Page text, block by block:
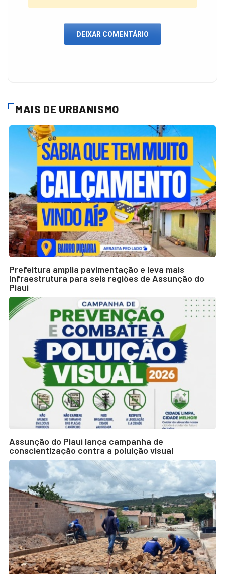
DEIXAR COMENTÁRIO
MAIS DE URBANISMO
Prefeitura amplia pavimentação e leva mais
infraestrutura para seis regiões de Assunção do
Piauí
Assunção do Piauí lança campanha de
conscientização contra a poluição visual